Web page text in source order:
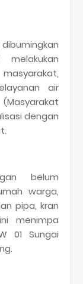
air
dengan
belum
warga,
pipa, kran
menimpa
01 Sungai